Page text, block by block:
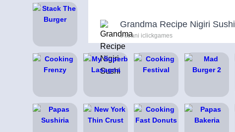
Grandma Recipe Nigiri Sushi
s strani iclickgames